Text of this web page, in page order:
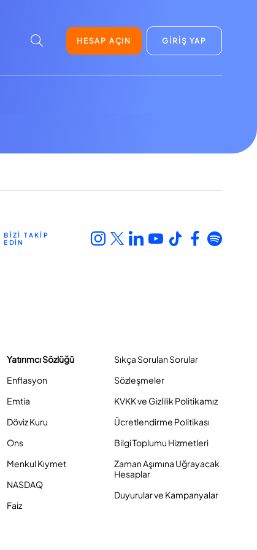
HESAP AÇIN GİRİŞ YAP
BİZİ TAKİP
EDİN
Yatırımcı Sözlüğü
Enflasyon
Emtia
Döviz Kuru
Ons
Menkul Kıymet
NASDAQ
Faiz
Sıkça Sorulan Sorular
Sözleşmeler
KVKK ve Gizlilik Politikamız
Ücretlendirme Politikası
Bilgi Toplumu Hizmetleri
Zaman Aşımına Uğrayacak
Hesaplar
Duyurular ve Kampanyalar